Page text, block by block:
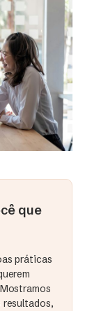
que
práticas
resultados,